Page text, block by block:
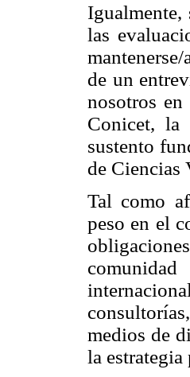
las
de un
nosotros
Conicet, la
sustento
de Ciencias
Tal como
peso en el
medios de
la